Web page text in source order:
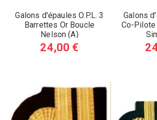
Galons d'épaules O.P.L. 3
Barrettes Or Boucle
Nelson (A)
24,00 €
Galons
Co-Pilote